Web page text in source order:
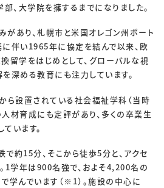
、大学院を擁するまでになりました。
あり、札幌市と米国オレゴン州ポート
伴い1965年に協定を結んで以来、欧
留学をはじめとして、グローバルな視
深める教育にも注力しています。
ら設置されている社会福祉学科（当時
材育成にも定評があり、多くの卒業生
います。
約15分、そこから徒歩5分と、アクセ
1学年は900名強で、およそ4,200名の
学んでいます（※1）。施設の中心に
CONTACT